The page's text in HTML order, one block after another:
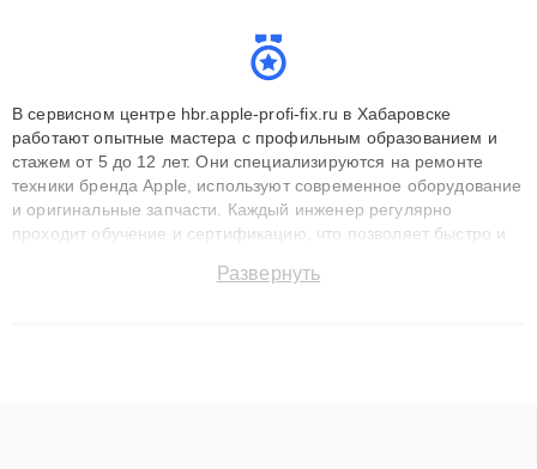
В сервисном центре hbr.apple-profi-fix.ru в Хабаровске
работают опытные мастера с профильным образованием и
стажем от 5 до 12 лет. Они специализируются на ремонте
техники бренда Apple, используют современное оборудование
и оригинальные запчасти. Каждый инженер регулярно
проходит обучение и сертификацию, что позволяет быстро и
сохранением гарантии до 3 лет. Наши мастера решают
Развернуть